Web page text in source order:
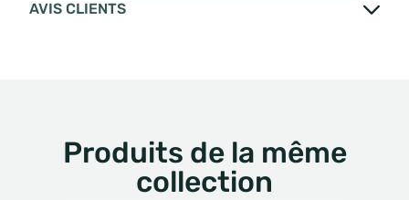
AVIS CLIENTS
Produits de la même
collection